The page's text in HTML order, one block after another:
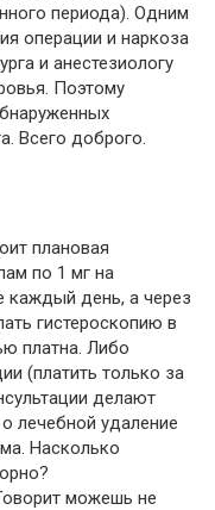
периода). Одним
операции и наркоза
и анестезиологу
Поэтому
Всего доброго.
плановая
по 1 мг на
каждый день, а через
гистероскопию в
платна. Либо
(платить только за
делают
лечебной удаление
Насколько
можешь не